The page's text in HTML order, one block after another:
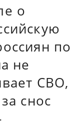
о
по
не
СВО,
снос